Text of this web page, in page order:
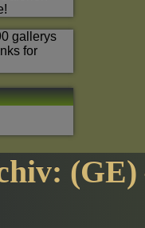
gallerys
for
(GE)